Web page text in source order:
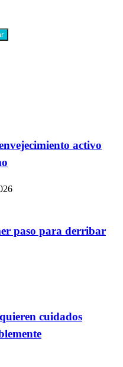
activo
paso para derribar
cuidados